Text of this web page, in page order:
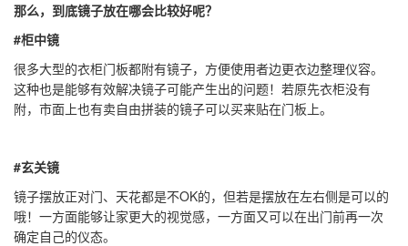
那么，到底镜子放在哪会比较好呢？
#柜中镜
很多大型的衣柜门板都附有镜子，方便使用者边更衣边整理仪容。
这种也是能够有效解决镜子可能产生出的问题！若原先衣柜没有
附，市面上也有卖自由拼装的镜子可以买来贴在门板上。
#玄关镜
镜子摆放正对门、天花都是不OK的，但若是摆放在左右侧是可以的
哦！一方面能够让家更大的视觉感，一方面又可以在出门前再一次
确定自己的仪态。